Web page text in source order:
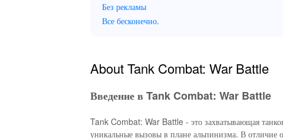
Без рекламы
Все бесконечно.
About Tank Combat: War Battle
Введение в Tank Combat: War Battle
Tank Combat: War Battle - это захватывающая
уникальные вызовы в плане альпинизма. В отличие